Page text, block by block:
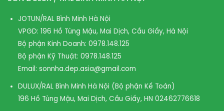
JOTUN/RAL Bình Minh Hà Nội
VPGD: 196 Hồ Tùng Mậu, Mai Dịch, Cầu Giấy, Hà Nội
Bộ phận Kinh Doanh: 0978.148.125
Bộ phận Kỹ Thuật: 0978.148.125
Email: sonnha.dep.asia@gmail.com
DULUX/RAL Bình Minh Hà Nội (Bộ phận Kế Toán)
196 Hồ Tùng Mậu, Mai Dịch, Cầu Giấy, HN 02462776618